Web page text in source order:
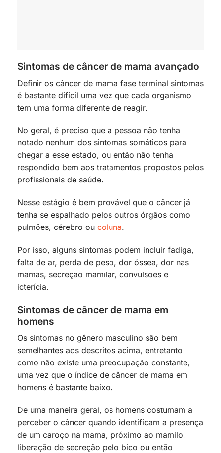
Sintomas de câncer de mama avançado
Definir os câncer de mama fase terminal sintomas
é bastante difícil uma vez que cada organismo
tem uma forma diferente de reagir.
No geral, é preciso que a pessoa não tenha
notado nenhum dos sintomas somáticos para
chegar a esse estado, ou então não tenha
respondido bem aos tratamentos propostos pelos
profissionais de saúde.
Nesse estágio é bem provável que o câncer já
tenha se espalhado pelos outros órgãos como
pulmões, cérebro ou coluna.
Por isso, alguns sintomas podem incluir fadiga,
falta de ar, perda de peso, dor óssea, dor nas
mamas, secreção mamilar, convulsões e
icterícia.
Sintomas de câncer de mama em
homens
Os sintomas no gênero masculino são bem
semelhantes aos descritos acima, entretanto
como não existe uma preocupação constante,
uma vez que o índice de câncer de mama em
homens é bastante baixo.
De uma maneira geral, os homens costumam a
perceber o câncer quando identificam a presença
de um caroço na mama, próximo ao mamilo,
liberação de secreção pelo bico ou então